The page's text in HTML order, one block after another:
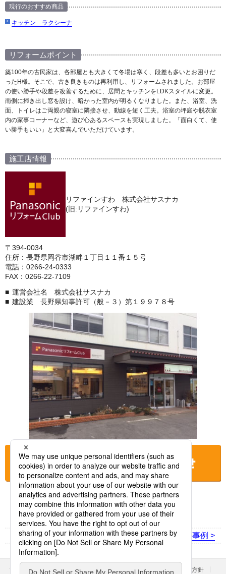
現行のおすすめ商品
キッチン ラクシーナ
リフォームポイント
築100年の古民家は、各部屋とも大きくて冬場は寒く、段差も多いとお困りだ
ったH様。そこで、古き良きものは再利用し、リフォームされました。お部屋
の使い勝手や段差を改善するために、居間とキッチンをLDKスタイルに変更。
南側に掃き出し窓を設け、暗かった室内が明るくなりました。また、浴室、洗
面、トイレはご両親の寝室に隣接させ、動線を短く工夫。浴室の坪庭や脱衣室
内の家事コーナーなど、遊び心あるスペースも実現しました。「面白くて、使
い勝手もいい」と大変喜んでいただけています。
施工店情報
リファインすわ 株式会社サスナカ
(旧:リファインすわ)
〒394-0034
住所：長野県岡谷市湖畔１丁目１１番１５号
電話：0266-24-0333
FAX：0266-22-7109
運営会社名 株式会社サスナカ
建設業 長野県知事許可（般－３）第１９９７８号
お店に電話をする
< 前の事例 次の事例 >
サイトのご利用にあたって クッキーポリシー 個人情報保護方針